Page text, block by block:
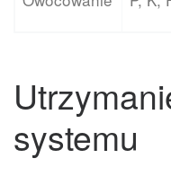
systemu